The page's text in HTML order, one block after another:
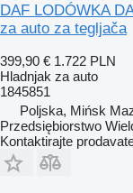
DAF LODÓWKA
za auto za tegljača
399,90 € 1.722 PLN
Hladnjak za auto
1845851
Poljska, Mińsk
Przedsiębiorstwo
Kontaktirajte